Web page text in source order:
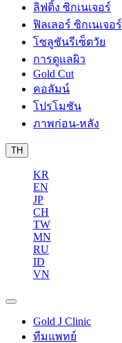
ลิฟติ้ง ซิกเนเจอร์
ฟิลเลอร์ ซิกเนเจอร์
โซลูชันรีเซ็ตวัย
การดูแลผิว
Gold Cut
คอลัมน์
โปรโมชัน
ภาพก่อน-หลัง
TH
KR
EN
JP
CH
TW
MN
RU
ID
VN
Gold J Clinic
ทีมแพทย์